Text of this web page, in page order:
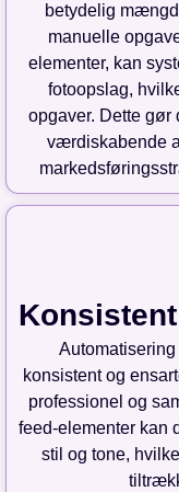
betydelig
manuelle
elementer, kan
fotoopslag,
opgaver. Dette gør
værdiskabende
konsistent og
professionel og
feed-elementer kan
stil og tone,